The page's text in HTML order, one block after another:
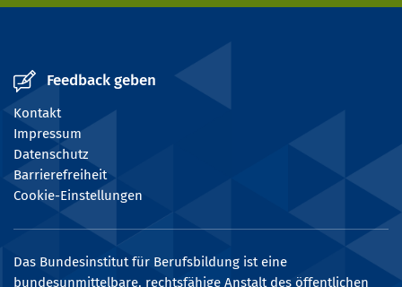
Feedback geben
Kontakt
Impressum
Datenschutz
Barrierefreiheit
Cookie-Einstellungen
Das Bundesinstitut für Berufsbildung ist eine
bundesunmittelbare, rechtsfähige Anstalt des öffentlichen